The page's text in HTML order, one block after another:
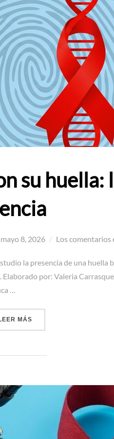
su huella:
Publicado
mayo 8, 2026 Los comentarios
la presencia de una
por: Valeria
…
MÁS